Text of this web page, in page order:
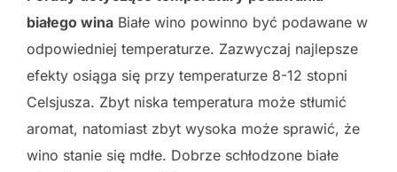
białego wina Białe wino powinno być podawane w
odpowiedniej temperaturze. Zazwyczaj najlepsze
efekty osiąga się przy temperaturze 8-12 stopni
Celsjusza. Zbyt niska temperatura może stłumić
aromat, natomiast zbyt wysoka może sprawić, że
wino stanie się mdłe. Dobrze schłodzone białe